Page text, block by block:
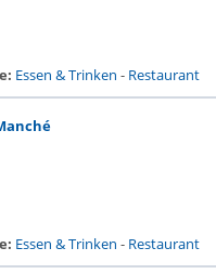
Essen & Trinken - Restaurant
Essen & Trinken - Restaurant